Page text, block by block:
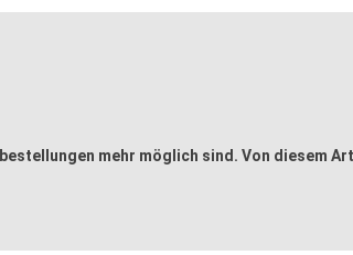
mehr möglich sind. Von diesem